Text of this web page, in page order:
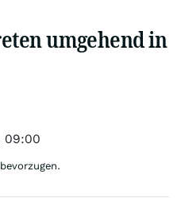
umgehend in
09:00